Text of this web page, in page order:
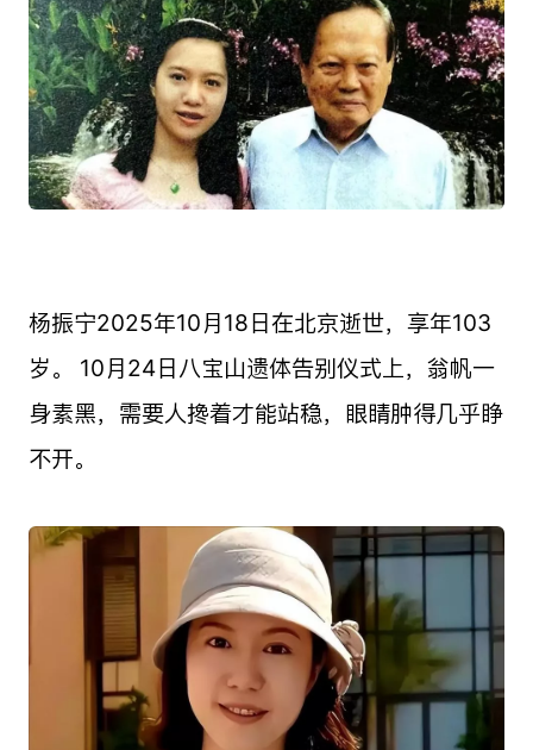
杨振宁2025年10月18日在北京逝世，享年103
岁。 10月24日八宝山遗体告别仪式上，翁帆一
身素黑，需要人搀着才能站稳，眼睛肿得几乎睁
不开。